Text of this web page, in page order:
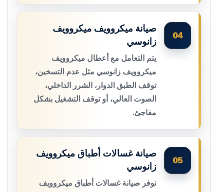
04
صيانة ميكروويف ميكروويف
زانوسي
يتم التعامل مع أعطال ميكروويف
ميكروويف زانوسي مثل عدم التسخين،
توقف الطبق الدوار، الشرر الداخلي،
الصوت العالي، أو توقف التشغيل بشكل
مفاجئ.
05
صيانة غسالات أطباق ميكروويف
زانوسي
نوفر صيانة غسالات أطباق ميكروويف